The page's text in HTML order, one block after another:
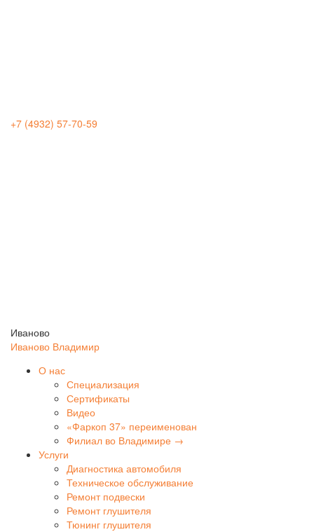
+7 (4932) 57-70-59
Иваново
Иваново Владимир
О нас
Специализация
Сертификаты
Видео
«Фаркоп 37» переименован
Филиал во Владимире →
Услуги
Диагностика автомобиля
Техническое обслуживание
Ремонт подвески
Ремонт глушителя
Тюнинг глушителя